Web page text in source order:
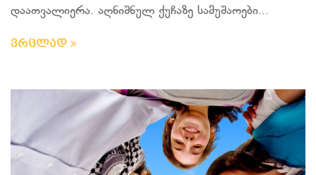
დაათვალიერა. აღნიშნულ ქუჩაზე სამუშაოები...
ვრცლად